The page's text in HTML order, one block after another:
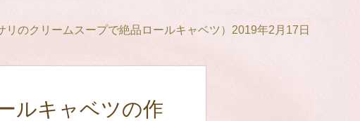
のクリームスープで絶品ロールキャベツ）2019年2月17日
ルキャベツの作